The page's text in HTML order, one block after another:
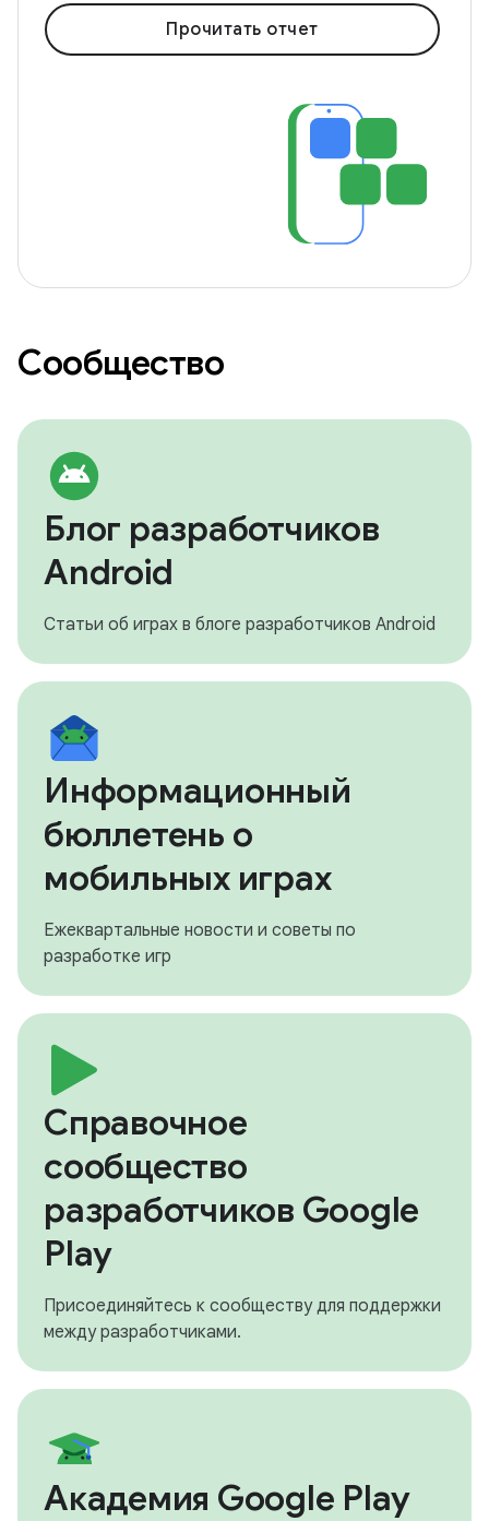
Прочитать отчет
Сообщество
Блог разработчиков
Android
Статьи об играх в блоге разработчиков Android
Информационный
бюллетень о
мобильных играх
Ежеквартальные новости и советы по
разработке игр
Справочное
сообщество
разработчиков Google
Play
Присоединяйтесь к сообществу для поддержки
между разработчиками.
Академия Google Play